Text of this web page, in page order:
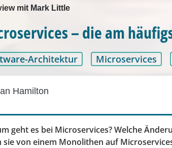
mit Mark Little
– die am
Architektur Microservices
Hamilton
geht es bei Microservices? Welche
sie von einem Monolithen auf